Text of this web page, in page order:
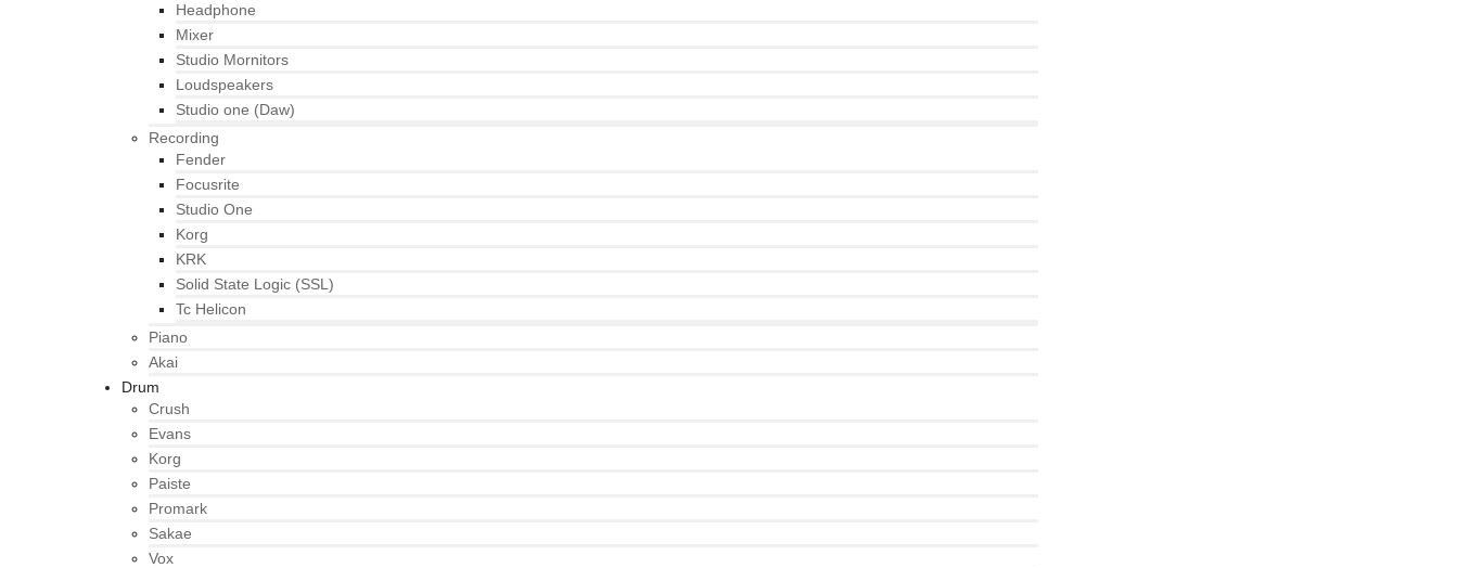
Headphone
Mixer
Studio Mornitors
Loudspeakers
Studio one (Daw)
Recording
Fender
Focusrite
Studio One
Korg
KRK
Solid State Logic (SSL)
Tc Helicon
Piano
Akai
Drum
Crush
Evans
Korg
Paiste
Promark
Sakae
Vox